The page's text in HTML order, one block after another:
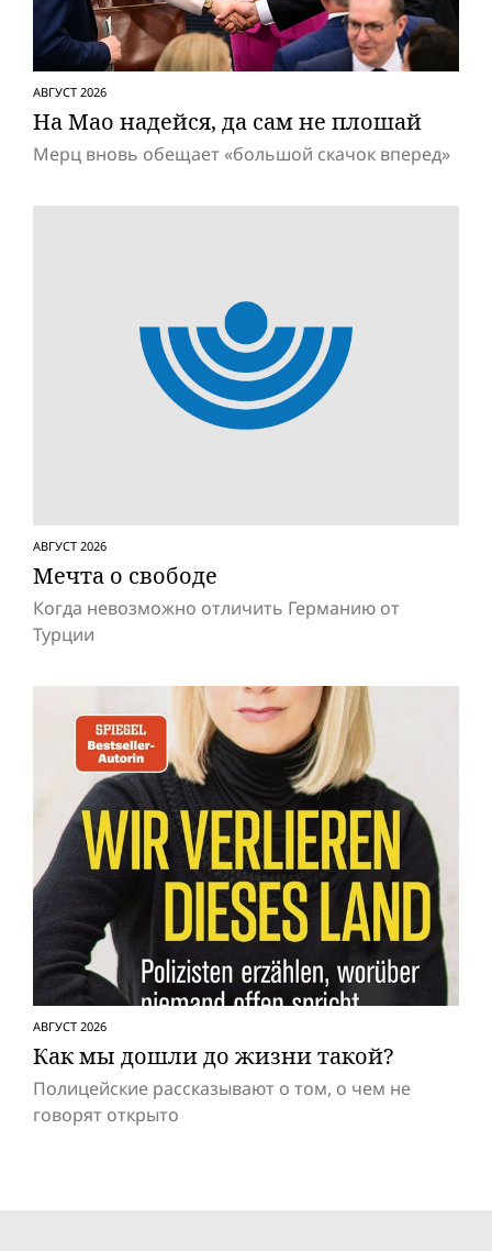
АВГУСТ 2026
На Мао надейся, да сам не плошай
Мерц вновь обещает «большой скачок вперед»
АВГУСТ 2026
Мечта о свободе
Когда невозможно отличить Германию от
Турции
АВГУСТ 2026
Как мы дошли до жизни такой?
Полицейские рассказывают о том, о чем не
говорят открыто